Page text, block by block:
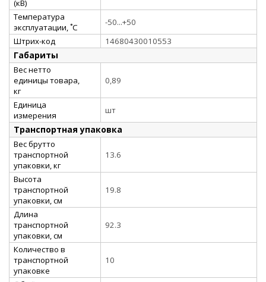
(кВ)
Температура
эксплуатации, ˚С
-50...+50
Штрих-код
14680430010553
Габариты
Вес нетто
единицы товара,
кг
0,89
Единица
измерения
шт
Транспортная упаковка
Вес брутто
транспортной
упаковки, кг
13.6
Высота
транспортной
упаковки, см
19.8
Длина
транспортной
упаковки, см
92.3
Количество в
транспортной
упаковке
10